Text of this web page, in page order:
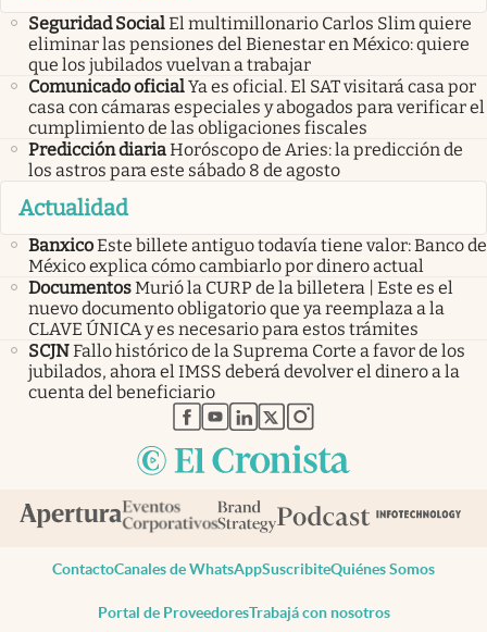
Seguridad SocialEl multimillonario Carlos Slim quiere
eliminar las pensiones del Bienestar en México: quiere
que los jubilados vuelvan a trabajar
Comunicado oficialYa es oficial. El SAT visitará casa por
casa con cámaras especiales y abogados para verificar el
cumplimiento de las obligaciones fiscales
Predicción diariaHoróscopo de Aries: la predicción de
los astros para este sábado 8 de agosto
Actualidad
BanxicoEste billete antiguo todavía tiene valor: Banco de
México explica cómo cambiarlo por dinero actual
DocumentosMurió la CURP de la billetera | Este es el
nuevo documento obligatorio que ya reemplaza a la
CLAVE ÚNICA y es necesario para estos trámites
SCJNFallo histórico de la Suprema Corte a favor de los
jubilados, ahora el IMSS deberá devolver el dinero a la
cuenta del beneficiario
abre en nueva pestaña
abre en nueva pestaña
abre en nueva pestaña
abre en nueva pestaña
abre en nueva pestaña
ContactoCanales de WhatsAppSuscribiteQuiénes Somos
Portal de ProveedoresTrabajá con nosotros